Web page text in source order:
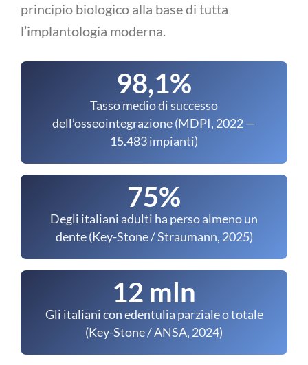
principio biologico alla base di tutta
l’implantologia moderna.
98,1%
Tasso medio di successo
dell’osseointegrazione (MDPI, 2022 —
15.483 impianti)
75%
Degli italiani adulti ha perso almeno un
dente (Key-Stone / Straumann, 2025)
12 mln
Gli italiani con edentulia parziale o totale
(Key-Stone / ANSA, 2024)